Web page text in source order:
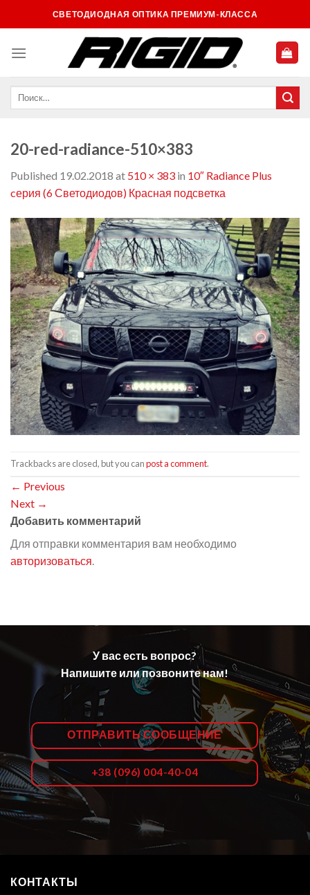
to
СВЕТОДИОДНАЯ ОПТИКА ПРЕМИУМ-КЛАССА
20-red-radiance-510×383
Published 19.02.2018 at 510 × 383 in 10″ Radiance Plus
cерия (6 Светодиодов) Красная подсветка
Trackbacks are closed, but you canpost a comment.
← Previous
Next →
Добавить комментарий
Для отправки комментария вам необходимо
авторизоваться.
У вас есть вопрос?
Напишите или позвоните нам!
ОТПРАВИТЬ СООБЩЕНИЕ
+38 (096) 004-40-04
КОНТАКТЫ